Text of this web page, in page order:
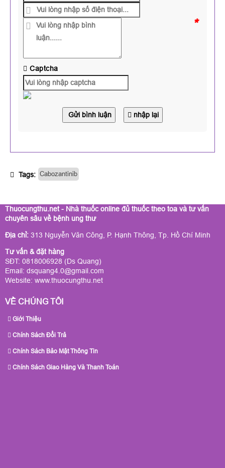
*
Captcha
Gửi bình luận nhập lại
Tags: Cabozantinib
Thuocungthu.net - Nhà thuốc online đủ thuốc theo toa và tư vấn
chuyên sâu về bệnh ung thư
Địa chỉ: 313 Nguyễn Văn Công, P. Hạnh Thông, Tp. Hồ Chí Minh
Tư vấn & đặt hàng
SĐT: 0818006928 (Ds Quang)
Email: dsquang4.0@gmail.com
Website: www.thuocungthu.net
VỀ CHÚNG TÔI
Giới Thiệu
Chính Sách Đổi Trả
Chính Sách Bảo Mật Thông Tin
Chính Sách Giao Hàng Và Thanh Toán